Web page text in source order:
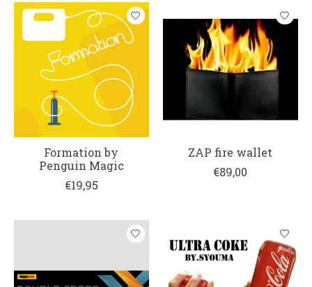
Formation by
Penguin Magic
€19,95
ZAP fire wallet
€89,00